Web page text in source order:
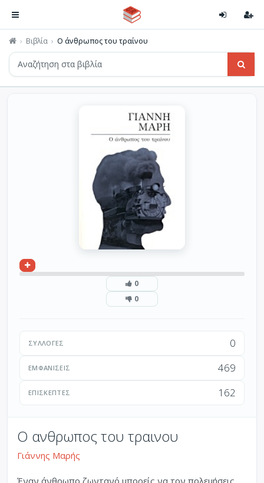
Βιβλία Ο άνθρωπος του τραίνου
0
0
ΣΥΛΛΟΓΈΣ 0
ΕΜΦΑΝΊΣΕΙΣ 469
ΕΠΙΣΚΈΠΤΕΣ 162
Ο ανθρωπος του τραινου
Γιάννης Μαρής